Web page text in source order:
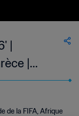
|
|
Afrique
de la FIFA, Afrique